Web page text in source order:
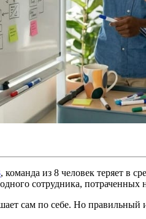
, команда из 8 человек теряет в
сотрудника, потраченных
сам по себе. Но